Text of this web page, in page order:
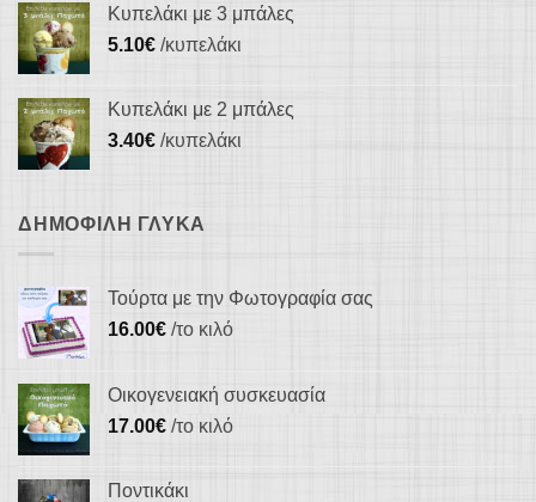
Κυπελάκι με 3 μπάλες
5.10€ /κυπελάκι
Κυπελάκι με 2 μπάλες
3.40€ /κυπελάκι
ΔΗΜΟΦΙΛΉ ΓΛΥΚΆ
Τούρτα με την Φωτογραφία σας
16.00€ /το κιλό
Οικογενειακή συσκευασία
17.00€ /το κιλό
Ποντικάκι